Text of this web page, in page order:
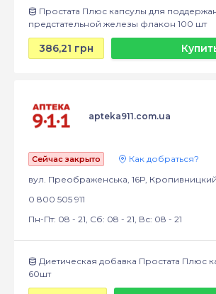
Простата Плюс капсулы для
предстательной железы флакон 100 шт
386,21 грн
apteka911.com.ua
Сейчас закрыто
Как добраться?
вул. Преображенська, 16Р, Кропивницкий
0 800 505 911
Пн-Пт: 08 - 21, Сб: 08 - 21, Вс: 08 - 21
Диетическая добавка Простата Плюс
60шт